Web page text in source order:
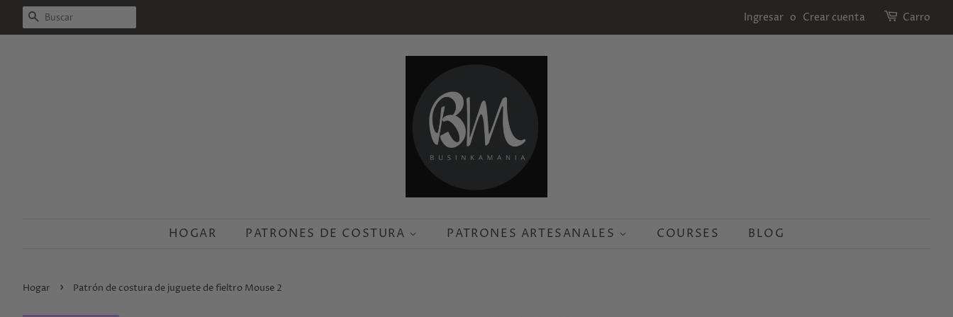
BUSCAR Ingresar o Crear cuenta Carro
HOGAR PATRONES DE COSTURA PATRONES ARTESANALES COURSES BLOG
Hogar › Patrón de costura de juguete de fieltro Mouse 2